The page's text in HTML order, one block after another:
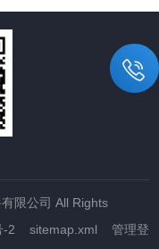
限公司 All Rights
-2 sitemap.xml
管理登